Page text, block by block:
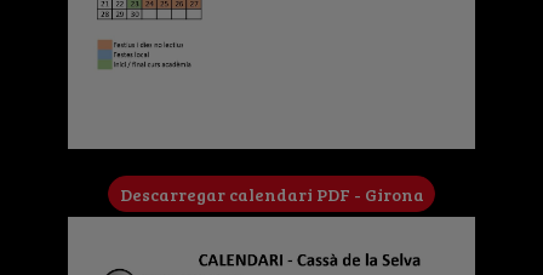
Descarregar calendari PDF - Girona